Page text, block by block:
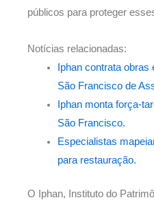
públicos para proteger
Notícias relacionadas:
Iphan contrata
São Francisco de
Iphan monta força-
São Francisco.
Especialistas
para restauração.
O Iphan, Instituto do